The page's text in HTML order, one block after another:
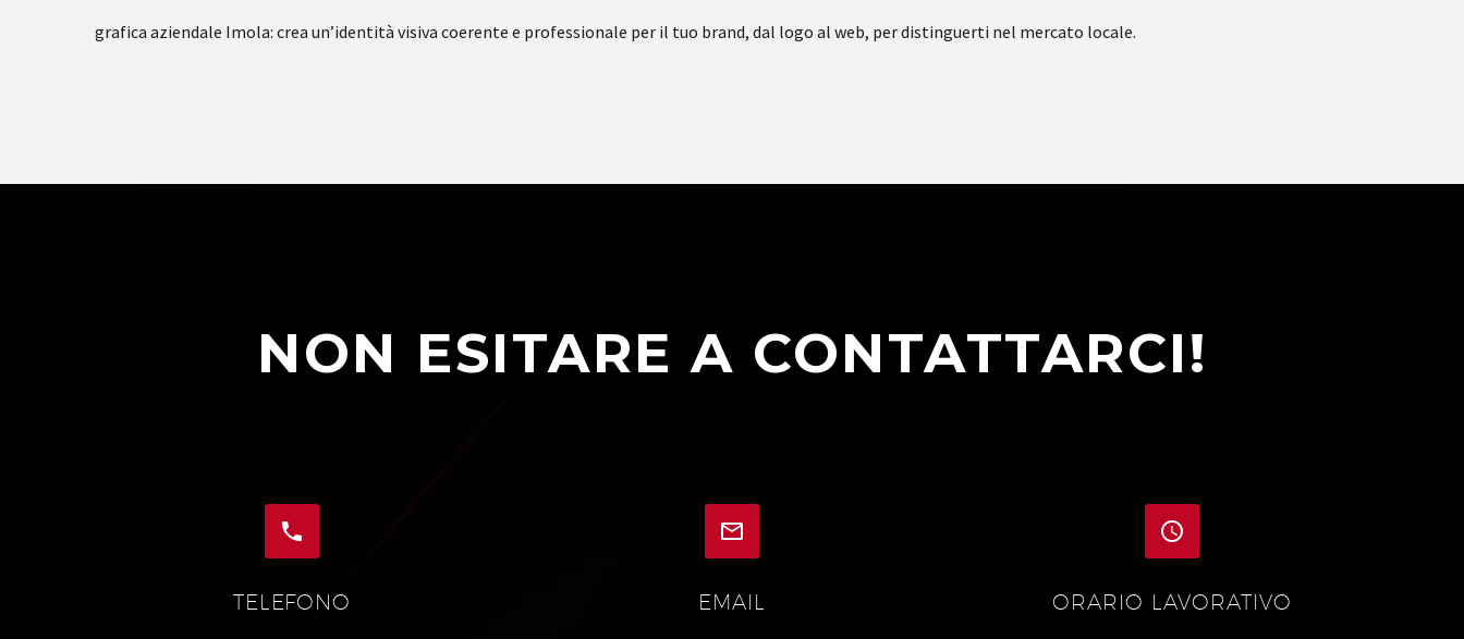
grafica aziendale Imola: crea un’identità visiva coerente e professionale per il tuo brand, dal logo al web, per distinguerti nel mercato locale.
NON ESITARE A CONTATTARCI!


TELEFONO


EMAIL


ORARIO LAVORATIVO